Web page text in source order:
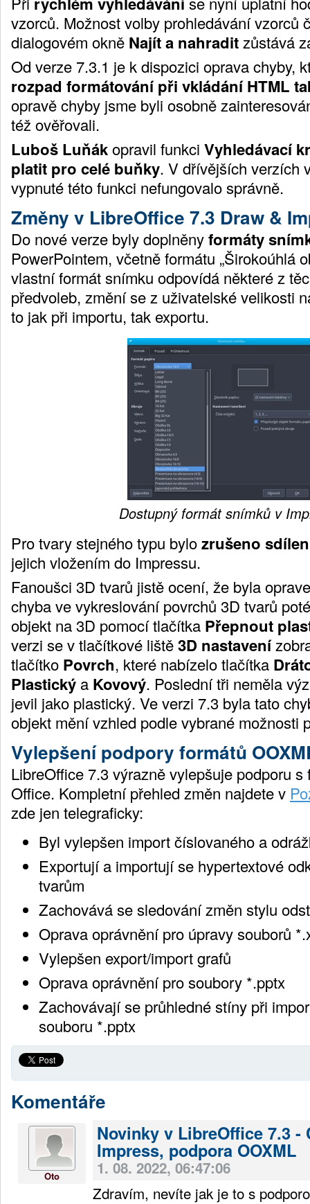
vzorců. Možnost volby prohledávání vzorců
dialogovém okně Najít a nahraditzůstává
Od verze 7.3.1 je k dispozici oprava chyby,
rozpad formátování při vkládání HTML
opravě chyby jsme byli osobně
též ověřovali.
Luboš Luňákopravil funkci Vyhledávací
platit pro celé buňky. V dřívějších verzích
vypnuté této funkci nefungovalo správně.
Změny v LibreOffice 7.3 Draw &
Do nové verze byly doplněnyformáty
PowerPointem, včetně formátu „Širokoúhlá
vlastní formát snímku odpovídá některé z
předvoleb, změní se z uživatelské velikosti
to jak při importu, tak exportu.
Dostupný formát snímků v
Pro tvary stejného typu bylozrušeno
jejich vložením do Impressu.
Fanoušci 3D tvarů jistě ocení, že byla
chyba ve vykreslování povrchů 3D tvarů
objekt na 3D pomocí tlačítka Přepnout
verzi se v tlačítkové liště3D nastavení
tlačítko Povrch, které nabízelo tlačítka
Plastický a Kovový. Poslední tři neměla
jevil jako plastický. Ve verzi 7.3 byla tato
objekt mění vzhled podle vybrané možnosti
Vylepšení podpory formátů
LibreOffice 7.3 výrazně vylepšuje podporu
Office. Kompletní přehled změn najdete v
zde jen telegraficky:
Byl vylepšen import číslovaného a
Exportují a importují se hypertextové
tvarům
Zachovává se sledování změn stylu
Oprava oprávnění pro úpravy souborů
Vylepšen export/import grafů
Oprava oprávnění pro soubory *.pptx
Zachovávají se průhledné stíny při
souboru *.pptx
Komentáře
Oto
Novinky v LibreOffice 7.3 -
Impress, podpora OOXML
1. 08. 2022, 06:47:06
Zdravím, nevíte jak je to s